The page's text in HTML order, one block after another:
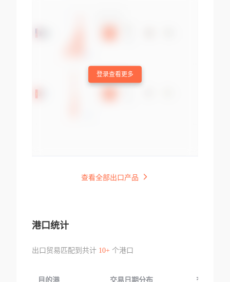
登录查看更多
查看全部出口产品
港口统计
出口贸易匹配到共计 10+个港口
目的港 交易日期分布 交易产品